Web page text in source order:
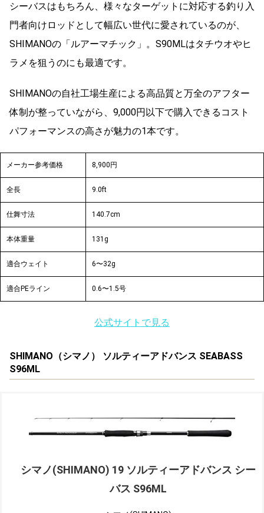
シーバスはもちろん、様々なターゲットに対応する釣り入
門者向けロッドとして幅広い世代に愛されているのが、
SHIMANOの「ルアーマチック」。S90MLはタチウオやヒ
ラメを狙うのにも最適です。
SHIMANOの自社工場生産による高品質と万全のアフター
体制が整っていながら、9,000円以下で購入できるコスト
パフォーマンスの高さが魅力の1本です。
メーカー参考価格 8,900円
全長 9.0ft
仕舞寸法 140.7cm
本体重量 131g
適合ウェイト 6〜32g
適合PEライン 0.6〜1.5号
公式サイトで見る
SHIMANO（シマノ） ソルティーアドバンス SEABASS
S96ML
シマノ(SHIMANO) 19 ソルティーアドバンス シー
バス S96ML